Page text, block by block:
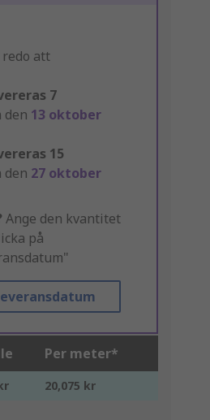
att
7
den 13 oktober
15
den 27 oktober
Ange den kvantitet
på
Per meter*
20,075 kr